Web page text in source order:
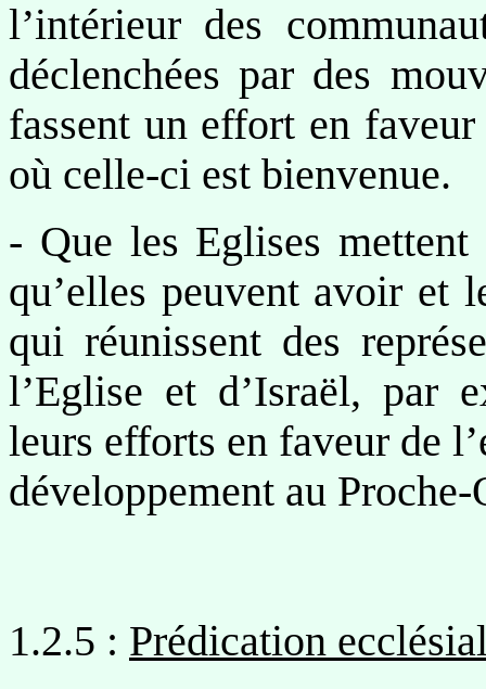
l’intérieur des
déclenchées par des
fassent un effort en
où celle-ci est bienvenue.
- Que les Eglises
qu’elles peuvent avoir et
qui réunissent des
l’Eglise et d’Israël, par
leurs efforts en faveur de
développement au
1.2.5 : Prédication